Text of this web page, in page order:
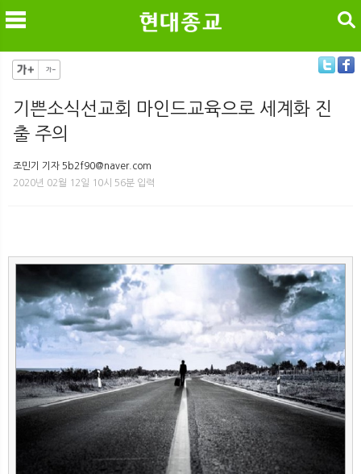
메
뉴 색
검색
기쁜소식선교회 마인드교육으로 세계화 진
출 주의
조민기 기자 5b2f90@naver.com
2020년 02월 12일 10시 56분 입력